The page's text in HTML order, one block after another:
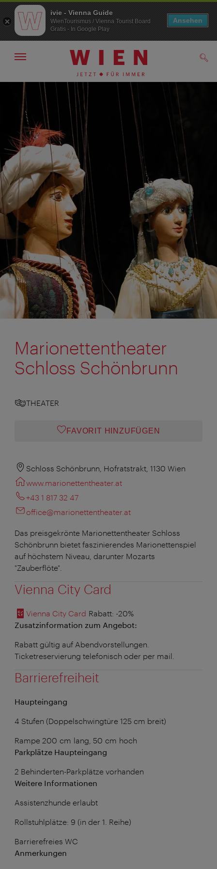
Zur
Navigation
Zum
Navigation
Marionettentheater
Schloss Schönbrunn
THEATER
FAVORIT HINZUFÜGEN
Schloss Schönbrunn, Hofratstrakt, 1130 Wien
www.marionettentheater.at
+43 1 817 32 47
office@marionettentheater.at
Das preisgekrönte Marionettentheater Schloss
Schönbrunn bietet faszinierendes Marionettenspiel
auf höchstem Niveau, darunter Mozarts
"Zauberflöte".
Vienna City Card
Vienna City Card Rabatt: -20%
Zusatzinformation zum Angebot:
Rabatt gültig auf Abendvorstellungen.
Ticketreservierung telefonisch oder per mail.
Barrierefreiheit
Haupteingang
4 Stufen (Doppelschwingtüre 125 cm breit)
Rampe 200 cm lang, 50 cm hoch
Parkplätze Haupteingang
2 Behinderten-Parkplätze vorhanden
Weitere Informationen
Assistenzhunde erlaubt
Rollstuhlplätze: 9 (in der 1. Reihe)
Barrierefreies WC
Anmerkungen
ivie - Vienna Guide
WienTourismus / Vienna Tourist Board
Gratis - In Google Play
Ansehen